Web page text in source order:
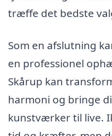
træffe det bedste
Som en afslutning
en professionel
Skårup kan
harmoni og bringe
kunstværker til live.